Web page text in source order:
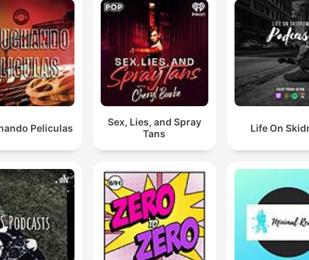
Peliculas
Sex, Lies, and Spray
Tans
Life On